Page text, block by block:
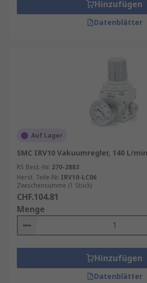
Einseitige Verbindungsregler
Elektro (elektronische)-
eine stufenlose Steuerung des
mit einem elektrischen Signal
einen Ausgangsdruck zu erzeugen,
proportional zum Eingangssignal ist.
Hinzufügen
Datenblätter
Auf Lager
SMC IRV10 Vakuumregler, 140 L/min
RS Best.-Nr. 270-2883
Herst. Teile-Nr. IRV10-LC06
Zwischensumme (1 Stück)
CHF.104.81
Menge
Hinzufügen
Datenblätter